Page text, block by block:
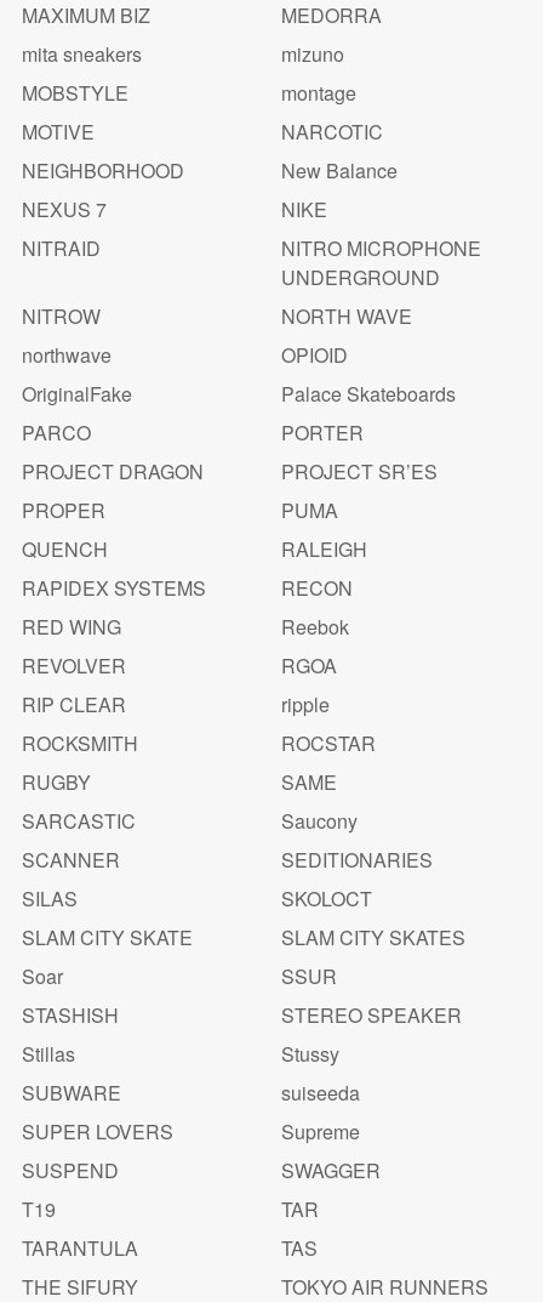
MAXIMUM BIZ
MEDORRA
mita sneakers
mizuno
MOBSTYLE
montage
MOTIVE
NARCOTIC
NEIGHBORHOOD
New Balance
NEXUS 7
NIKE
NITRAID
NITRO MICROPHONE
UNDERGROUND
NITROW
NORTH WAVE
northwave
OPIOID
OriginalFake
Palace Skateboards
PARCO
PORTER
PROJECT DRAGON
PROJECT SR’ES
PROPER
PUMA
QUENCH
RALEIGH
RAPIDEX SYSTEMS
RECON
RED WING
Reebok
REVOLVER
RGOA
RIP CLEAR
ripple
ROCKSMITH
ROCSTAR
RUGBY
SAME
SARCASTIC
Saucony
SCANNER
SEDITIONARIES
SILAS
SKOLOCT
SLAM CITY SKATE
SLAM CITY SKATES
Soar
SSUR
STASHISH
STEREO SPEAKER
Stillas
Stussy
SUBWARE
suiseeda
SUPER LOVERS
Supreme
SUSPEND
SWAGGER
T19
TAR
TARANTULA
TAS
THE SIFURY
TOKYO AIR RUNNERS